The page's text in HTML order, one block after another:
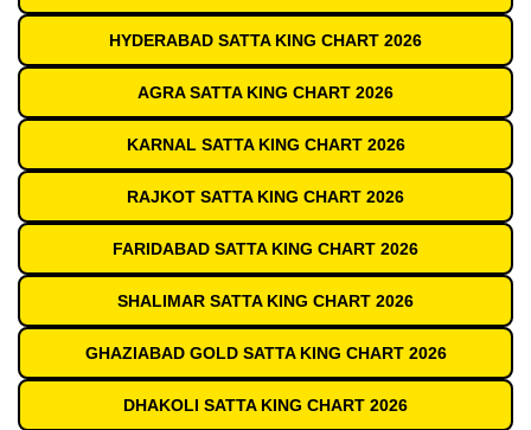
HYDERABAD SATTA KING CHART 2026
AGRA SATTA KING CHART 2026
KARNAL SATTA KING CHART 2026
RAJKOT SATTA KING CHART 2026
FARIDABAD SATTA KING CHART 2026
SHALIMAR SATTA KING CHART 2026
GHAZIABAD GOLD SATTA KING CHART 2026
DHAKOLI SATTA KING CHART 2026